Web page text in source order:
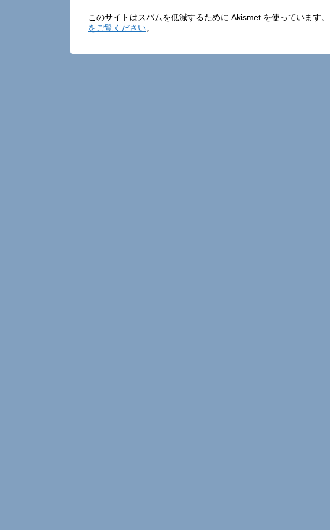
このサイトはスパムを低減するために Akismet を使っています。
をご覧ください。